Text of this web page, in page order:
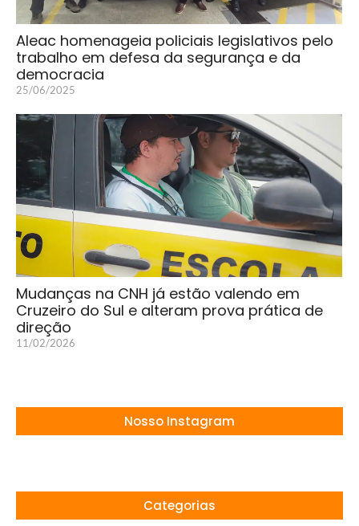
Aleac homenageia policiais legislativos pelo
trabalho em defesa da segurança e da
democracia
25/06/2025
Mudanças na CNH já estão valendo em
Cruzeiro do Sul e alteram prova prática de
direção
11/02/2026
Nosso Instagram
Categorias